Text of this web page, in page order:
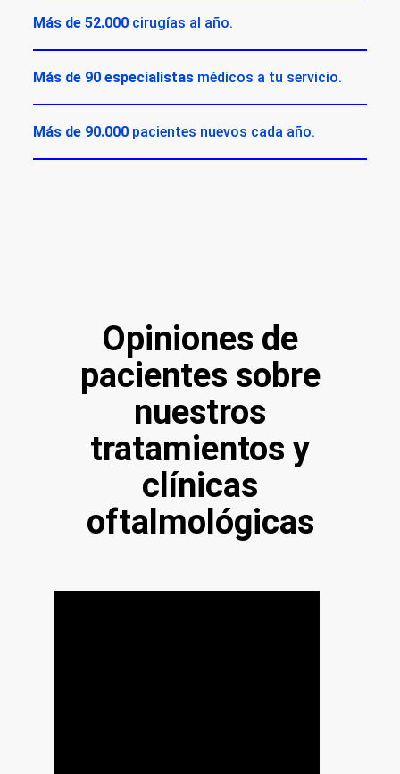
Más de 52.000 cirugías al año.
Más de 90 especialistas médicos a tu servicio.
Más de 90.000 pacientes nuevos cada año.
Opiniones de
pacientes sobre
nuestros
tratamientos y
clínicas
oftalmológicas